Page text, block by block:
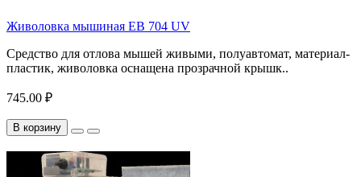
Живоловка мышиная EB 704 UV
Средство для отлова мышей живыми, полуавтомат, материал-
пластик, живоловка оснащена прозрачной крышк..
745.00 ₽
В корзину